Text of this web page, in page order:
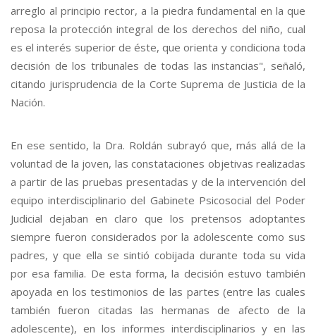
arreglo al principio rector, a la piedra fundamental en la que
reposa la protección integral de los derechos del niño, cual
es el interés superior de éste, que orienta y condiciona toda
decisión de los tribunales de todas las instancias", señaló,
citando jurisprudencia de la Corte Suprema de Justicia de la
Nación.
En ese sentido, la Dra. Roldán subrayó que, más allá de la
voluntad de la joven, las constataciones objetivas realizadas
a partir de las pruebas presentadas y de la intervención del
equipo interdisciplinario del Gabinete Psicosocial del Poder
Judicial dejaban en claro que los pretensos adoptantes
siempre fueron considerados por la adolescente como sus
padres, y que ella se sintió cobijada durante toda su vida
por esa familia. De esta forma, la decisión estuvo también
apoyada en los testimonios de las partes (entre las cuales
también fueron citadas las hermanas de afecto de la
adolescente), en los informes interdisciplinarios y en las